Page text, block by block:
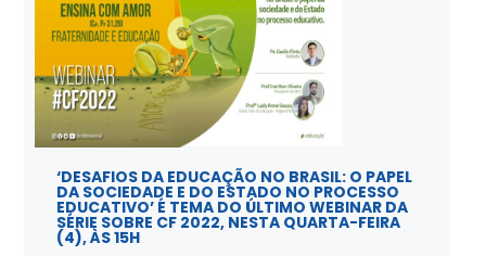
‘DESAFIOS DA EDUCAÇÃO NO BRASIL: O PAPEL
DA SOCIEDADE E DO ESTADO NO PROCESSO
EDUCATIVO’ É TEMA DO ÚLTIMO WEBINAR DA
SÉRIE SOBRE CF 2022, NESTA QUARTA-FEIRA
(4), ÀS 15H